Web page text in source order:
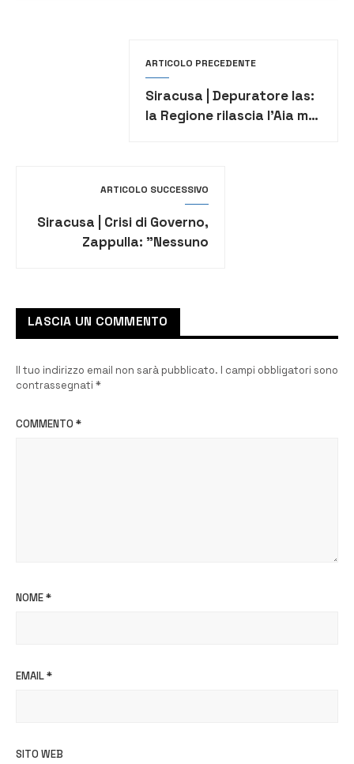
ARTICOLO PRECEDENTE
Siracusa | Depuratore Ias:
la Regione rilascia l’Aia ma
ARTICOLO SUCCESSIVO
Siracusa | Crisi di Governo,
Zappulla: ”Nessuno
LASCIA UN COMMENTO
Il tuo indirizzo email non sarà pubblicato. I campi obbligatori sono
contrassegnati *
COMMENTO *
NOME*
EMAIL*
SITO WEB